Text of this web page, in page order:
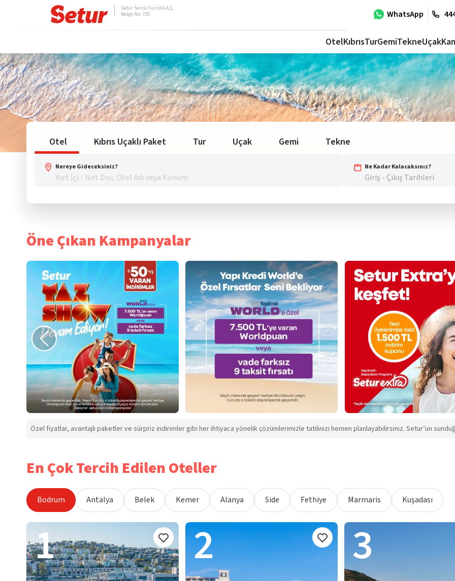
WhatsApp
Setur Servis Turistik A.Ş.
Belge No: 728
OtelKıbrısTurGemiTekneUçak
Otel Kıbrıs Uçaklı Paket Tur Uçak Gemi Tekne
Nereye Gideceksiniz? Ne Kadar Kalacaksınız?
Giriş - Çıkış Tarihleri
Öne Çıkan Kampanyalar
Özel fiyatlar, avantajlı paketler ve sürpriz indirimler gibi her ihtiyaca yönelik çözümlerimizle tatilinizi hemen planlayabilirsiniz. Setur’un
En Çok Tercih Edilen Oteller
Bodrum Antalya Belek Kemer Alanya Side Fethiye Marmaris Kuşadası
1 2 3